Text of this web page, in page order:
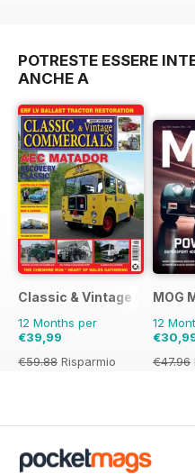
POTRESTE ESSERE
ANCHE A
Classic & Vintage
12 Months per
€39,99
€59.88 Risparmio
MOG
12
€47.96